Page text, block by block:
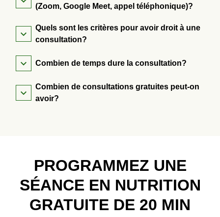
(Zoom, Google Meet, appel téléphonique)?
Quels sont les critères pour avoir droit à une
consultation?
Combien de temps dure la consultation?
Combien de consultations gratuites peut-on
avoir?
PROGRAMMEZ UNE
SÉANCE EN NUTRITION
GRATUITE DE 20 MIN